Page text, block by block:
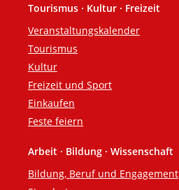
Tourismus · Kultur · Freizeit
Veranstaltungskalender
Tourismus
Kultur
Freizeit und Sport
Einkaufen
Feste feiern
Arbeit · Bildung · Wissenschaft
Bildung, Beruf und Engagement